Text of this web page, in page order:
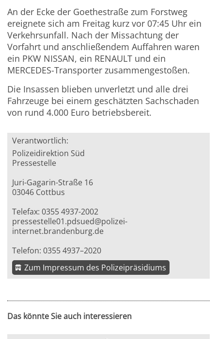
An der Ecke der Goethestraße zum Forstweg
ereignete sich am Freitag kurz vor 07:45 Uhr ein
Verkehrsunfall. Nach der Missachtung der
Vorfahrt und anschließendem Auffahren waren
ein PKW NISSAN, ein RENAULT und ein
MERCEDES-Transporter zusammengestoßen.
Die Insassen blieben unverletzt und alle drei
Fahrzeuge bei einem geschätzten Sachschaden
von rund 4.000 Euro betriebsbereit.
Verantwortlich:
Polizeidirektion Süd
Pressestelle
Juri-Gagarin-Straße 16
03046 Cottbus
Telefax: 0355 4937-2002
pressestelle01.pdsued@polizei-
internet.brandenburg.de
Telefon: 0355 4937–2020
Zum Impressum des Polizeipräsidiums
Das könnte Sie auch interessieren